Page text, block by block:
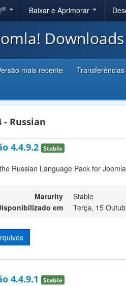
® Baixar e Aprimorar
Downloads
mais recente Transferências
- Russian
4.4.9.2 Stable
Russian Language Pack for
Maturity
Stable
em
Terça, 15
4.4.9.1 Stable